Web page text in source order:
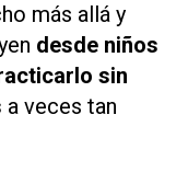
más allá y
desde niños
sin
a veces tan